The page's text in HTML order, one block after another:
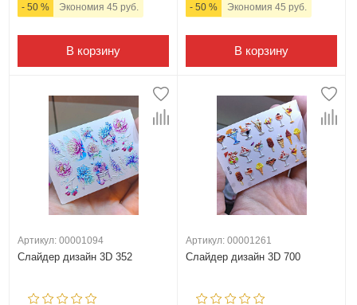
- 50 % Экономия 45 руб.
В корзину
- 50 % Экономия 45 руб.
В корзину
Артикул: 00001094
Слайдер дизайн 3D 352
Артикул: 00001261
Слайдер дизайн 3D 700